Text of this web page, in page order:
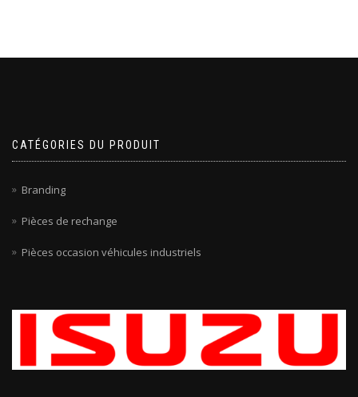
CATÉGORIES DU PRODUIT
Branding
Pièces de rechange
Pièces occasion véhicules industriels